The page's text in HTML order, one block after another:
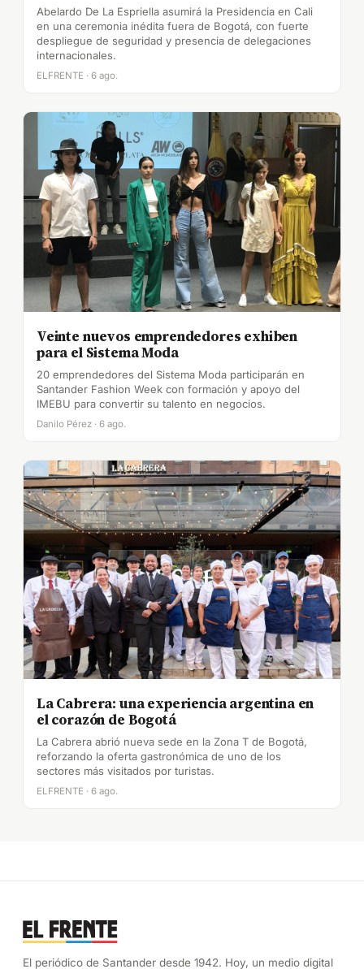
Abelardo De La Espriella asumirá la Presidencia en Cali
en una ceremonia inédita fuera de Bogotá, con fuerte
despliegue de seguridad y presencia de delegaciones
internacionales.
ELFRENTE · 6 ago.
Veinte nuevos emprendedores exhiben
para el Sistema Moda
20 emprendedores del Sistema Moda participarán en
Santander Fashion Week con formación y apoyo del
IMEBU para convertir su talento en negocios.
Danilo Pérez · 6 ago.
La Cabrera: una experiencia argentina en
el corazón de Bogotá
La Cabrera abrió nueva sede en la Zona T de Bogotá,
reforzando la oferta gastronómica de uno de los
sectores más visitados por turistas.
ELFRENTE · 6 ago.
El periódico de Santander desde 1942. Hoy, un medio digital